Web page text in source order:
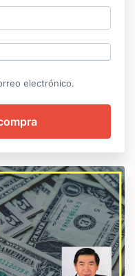
electrónico.